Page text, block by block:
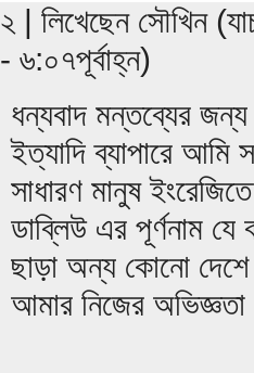
২ | লিখেছেন সৌখিন
- ৬:০৭পূর্বাহ্ন)
ধন্যবাদ মন্তব্যের
ইত্যাদি ব্যাপারে
সাধারণ মানুষ
ডাব্লিউ এর পূর্ণনাম
ছাড়া অন্য কোনো
আমার নিজের অভিজ্ঞতা